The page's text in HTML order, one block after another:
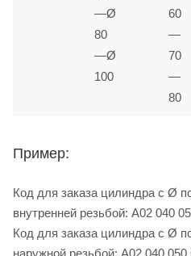
—Ø
80
—Ø
100
60
—
70
—
80
Пример:
Код для заказа цилиндра с Ø
внутренней резьбой: A02 040
Код для заказа цилиндра с Ø
наружной резьбой: A02 040 050